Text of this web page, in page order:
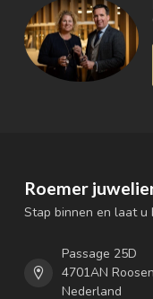
Roemer
Stap binnen en laat u
Passage 25D
4701AN
Nederland